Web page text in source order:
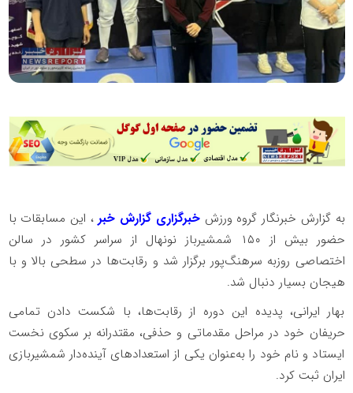
به گزارش خبرنگار گروه ورزش خبرگزاری گزارش خبر، این مسابقات با
حضور بیش از ۱۵۰ شمشیرباز نونهال از سراسر کشور در سالن
اختصاصی روزبه سرهنگ‌پور برگزار شد و رقابت‌ها در سطحی بالا و با
هیجان بسیار دنبال شد.
بهار ایرانی، پدیده این دوره از رقابت‌ها، با شکست دادن تمامی
حریفان خود در مراحل مقدماتی و حذفی، مقتدرانه بر سکوی نخست
ایستاد و نام خود را به‌عنوان یکی از استعدادهای آینده‌دار شمشیربازی
ایران ثبت کرد.